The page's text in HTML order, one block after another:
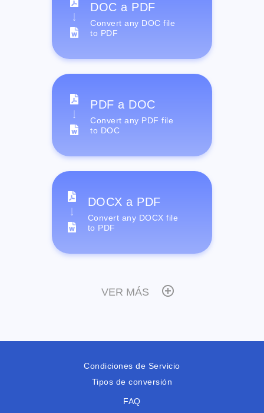
DOC a PDF
Convert any DOC file
to PDF
PDF a DOC
Convert any PDF file
to DOC
DOCX a PDF
Convert any DOCX file
to PDF
VER MÁS
Condiciones de Servicio
Tipos de conversión
FAQ